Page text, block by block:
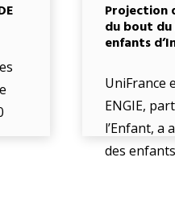
Projection
du bout du
enfants
UniFrance
ENGIE,
l’Enfant, a
des